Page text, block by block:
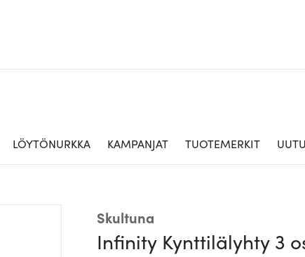
LÖYTÖNURKKA KAMPANJAT TUOTEMERKIT
Skultuna
Infinity Kynttilälyhty 3